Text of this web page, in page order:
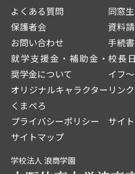
よくある質問
同窓
保護者会
資料
お問い合わせ
手続
就学支援金・補助金・
奨学金について
校長
イフ～
オリジナルキャラクター
くまぺろ
リン
プライバシーポリシー
サイ
サイトマップ
学校法人 浪商学園